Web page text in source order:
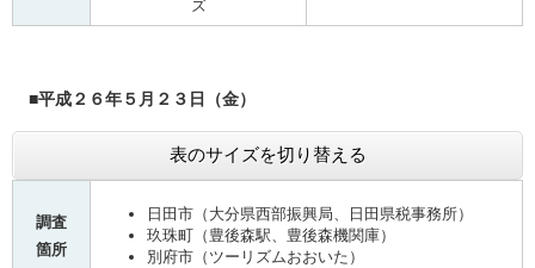
ズ
■平成２６年５月２３日（金）
表のサイズを切り替える
調査
箇所
日田市（大分県西部振興局、日田県税事務所）
玖珠町（豊後森駅、豊後森機関庫）
別府市（ツーリズムおおいた）